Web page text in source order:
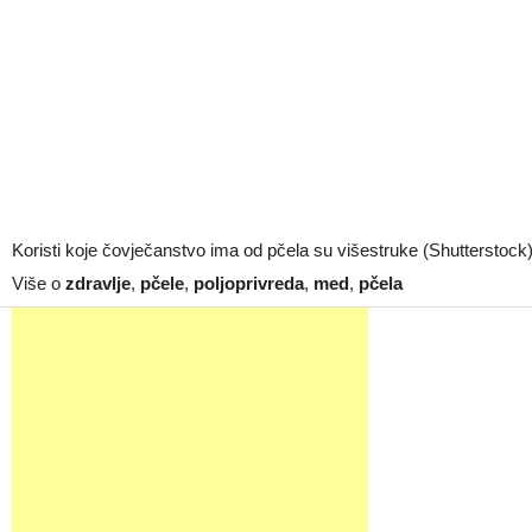
Koristi koje čovječanstvo ima od pčela su višestruke (Shutterstock)
Više o zdravlje, pčele, poljoprivreda, med, pčela